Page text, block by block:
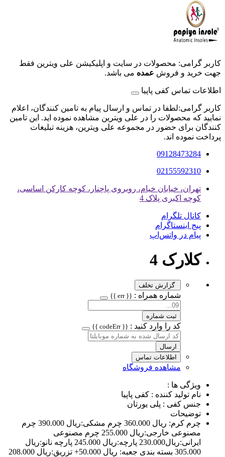
کاربر گرامی: محصولات در سایت و اپلیکیشن علی ویترین فقط
جهت خرید و فروش عمده می باشد.
اطلاعات تماس کفی پاپیا
کاربر گرامی:لطفا در تماس و ارسال پیام به تامین کنندگان، اعلام
نمایید که محصولات را در علی ویترین مشاهده نموده اید. این تامین
کنندگان برای حضور در مجموعه علی ویترین، هزینه تبلیغات
پرداخت نموده اند.
09128473284
02155592310
تهران، خیابان خیام، روبروی پاچنار، کوچه کارکن اساسی،
کوچه اکبری پلاک 4
کانال تلگرام
پیج اینستاگرام
پیام در واتس‌اپ
کلارک 4
گزارش تخلف
شماره همراه : {{ err }}
ثبت شماره
کد را وارد کنید : {{ codeErr }}
ارسال
اطلاعات تماس
مشاهده فروشگاه
ویژگی ها :
نام تولید کننده : کفی پاپیا
جنس کفی : پلی یورتان
توضیحات
چرم کرم: ریال 360.000 چرم مشکی:ريال 390.000 چرم
مصنوعی خارجی:ريال 255.000 چرم مصنوعی
ایرانی:ريال230.000 پارچه:ريال 245.000 پارچه نانو:ريال
305.000 بسته بندی جعبه: ريال 50.000+ تزریق:ريال 208.000